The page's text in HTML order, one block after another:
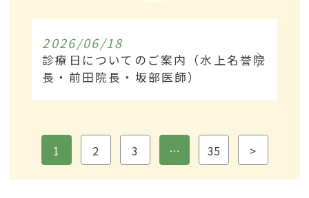
2026/06/18
診療日についてのご案内（水上名誉院
長・前田院長・坂部医師）
1 2 3 … 35 >